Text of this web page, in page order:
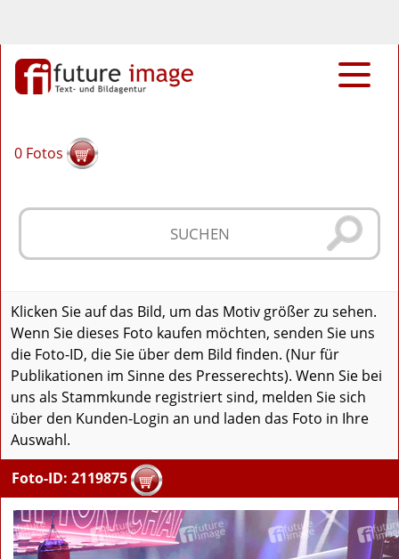
0 Fotos
Klicken Sie auf das Bild, um das Motiv größer zu sehen.
Wenn Sie dieses Foto kaufen möchten, senden Sie uns
die Foto-ID, die Sie über dem Bild finden. (Nur für
Publikationen im Sinne des Presserechts). Wenn Sie bei
uns als Stammkunde registriert sind, melden Sie sich
über den Kunden-Login an und laden das Foto in Ihre
Auswahl.
Foto-ID: 2119875